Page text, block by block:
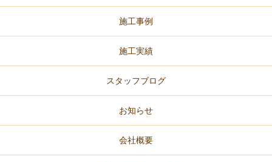
施工事例
施工実績
スタッフブログ
お知らせ
会社概要